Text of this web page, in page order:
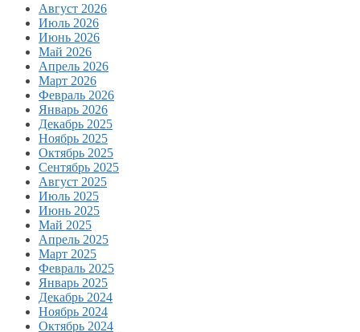
Август 2026
Июль 2026
Июнь 2026
Май 2026
Апрель 2026
Март 2026
Февраль 2026
Январь 2026
Декабрь 2025
Ноябрь 2025
Октябрь 2025
Сентябрь 2025
Август 2025
Июль 2025
Июнь 2025
Май 2025
Апрель 2025
Март 2025
Февраль 2025
Январь 2025
Декабрь 2024
Ноябрь 2024
Октябрь 2024